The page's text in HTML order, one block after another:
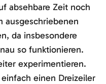
absehbare Zeit noch
ausgeschriebenen
da insbesondere
so funktionieren.
experimentieren.
einen Dreizeiler